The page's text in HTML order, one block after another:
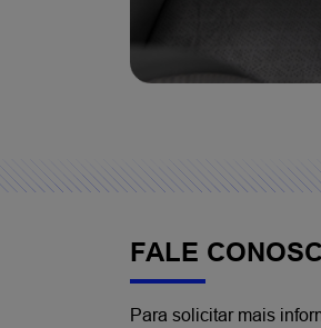
FALE
Para solicitar mais